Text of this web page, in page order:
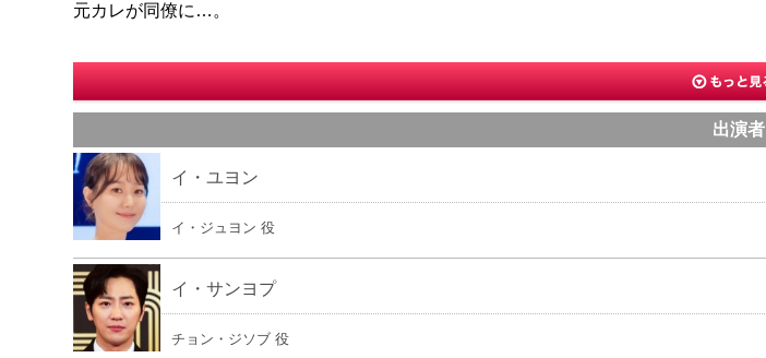
元カレが同僚に…。
出演者
イ・ユヨン
イ・ジュヨン 役
イ・サンヨプ
チョン・ジソブ 役